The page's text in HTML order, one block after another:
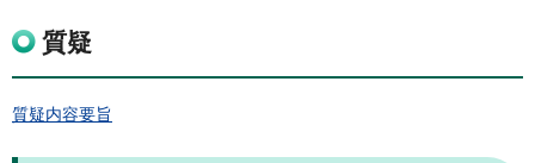
質疑
質疑内容要旨